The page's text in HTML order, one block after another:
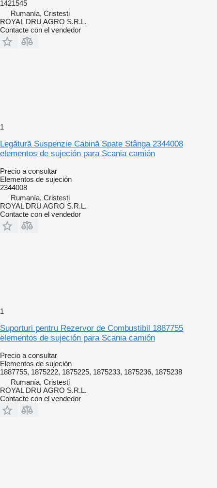
1421545
Rumanía, Cristesti
ROYAL DRU AGRO S.R.L.
Contacte con el vendedor
1
Legătură Suspenzie Cabină Spate Stânga 2344008
elementos de sujeción para Scania camión
Precio a consultar
Elementos de sujeción
2344008
Rumanía, Cristesti
ROYAL DRU AGRO S.R.L.
Contacte con el vendedor
1
Suporturi pentru Rezervor de Combustibil 1887755
elementos de sujeción para Scania camión
Precio a consultar
Elementos de sujeción
1887755, 1875222, 1875225, 1875233, 1875236, 1875238
Rumanía, Cristesti
ROYAL DRU AGRO S.R.L.
Contacte con el vendedor